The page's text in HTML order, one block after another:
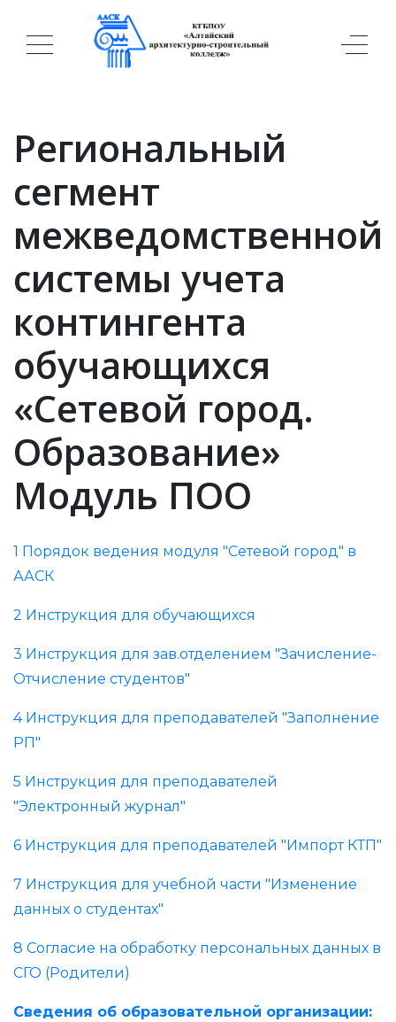
Региональный
сегмент
межведомственной
системы учета
контингента
обучающихся
«Сетевой город.
Образование»
Модуль ПОО
1 Порядок ведения модуля "Сетевой город" в
ААСК
2 Инструкция для обучающихся
3 Инструкция для зав.отделением "Зачисление-
Отчисление студентов"
4 Инструкция для преподавателей "Заполнение
РП"
5 Инструкция для преподавателей
"Электронный журнал"
6 Инструкция для преподавателей "Импорт КТП"
7 Инструкция для учебной части "Изменение
данных о студентах"
8 Согласие на обработку персональных данных в
СГО (Родители)
Сведения об образовательной организации: